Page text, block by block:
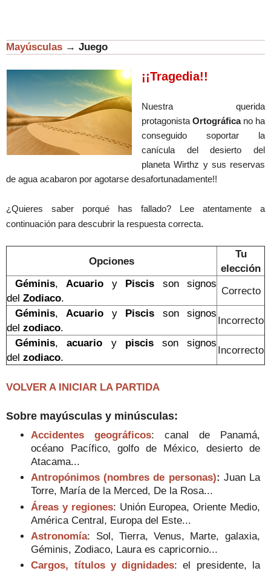
Mayúsculas → Juego
¡¡Tragedia!!
Nuestra querida
protagonista Ortográfica no ha
conseguido soportar la
canícula del desierto del
planeta Wirthz y sus reservas
de agua acabaron por agotarse desafortunadamente!!
¿Quieres saber porqué has fallado? Lee atentamente a
continuación para descubrir la respuesta correcta.
Opciones
Tu
elección
Géminis, Acuario y Piscis son signos
del Zodiaco.
Correcto
Géminis, Acuario y Piscis son signos
del zodiaco.
Incorrecto
Géminis,acuario y piscis son signos
del zodiaco.
Incorrecto
VOLVER A INICIAR LA PARTIDA
Sobre mayúsculas y minúsculas:
Accidentes geográficos: canal de Panamá,
océano Pacífico, golfo de México, desierto de
Atacama...
Antropónimos (nombres de personas): Juan La
Torre, María de la Merced, De la Rosa...
Áreas y regiones: Unión Europea, Oriente Medio,
América Central, Europa del Este...
Astronomía: Sol, Tierra, Venus, Marte, galaxia,
Géminis, Zodiaco, Laura es capricornio...
Cargos, títulos y dignidades: el presidente, la